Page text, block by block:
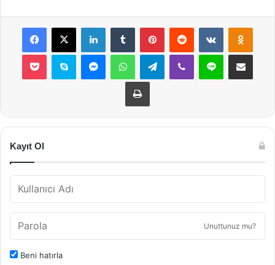
Facebook
X LinkedInTumblr PinterestReddit VKontakte
Pocket Skype MessengerWhatsAppTelegramViber Line E-Posta ile
Yazdır
Kayıt Ol
Unuttunuz mu?
Beni hatırla